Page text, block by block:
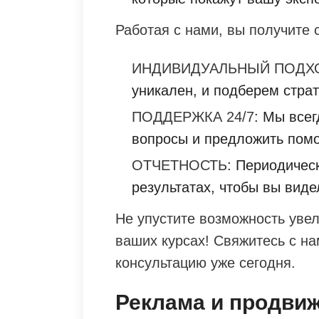
Работая с нами, вы
ИНДИВИДУАЛЬНЫЙ
уникален, и подберем
ПОДДЕРЖКА 24/7: Мы
вопросы и предложить
ОТЧЕТНОСТЬ:
результатах, чтобы вы
Не упустите возможность
ваших курсах! Свяжитесь с
консультацию уже сегодня.
Реклама и